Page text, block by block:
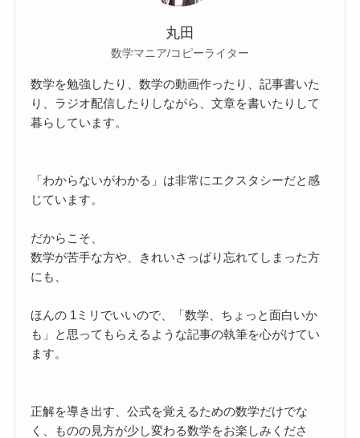
丸田
数学マニア/コピーライター
数学を勉強したり、数学の動画作ったり、記事書いた
り、ラジオ配信したりしながら、文章を書いたりして
暮らしています。
「わからないがわかる」は非常にエクスタシーだと感
じています。
だからこそ、
数学が苦手な方や、きれいさっぱり忘れてしまった方
にも、
ほんの 1ミリでいいので、「数学、ちょっと面白いか
も」と思ってもらえるような記事の執筆を心がけてい
ます。
正解を導き出す、公式を覚えるための数学だけでな
く、ものの見方が少し変わる数学をお楽しみくださ